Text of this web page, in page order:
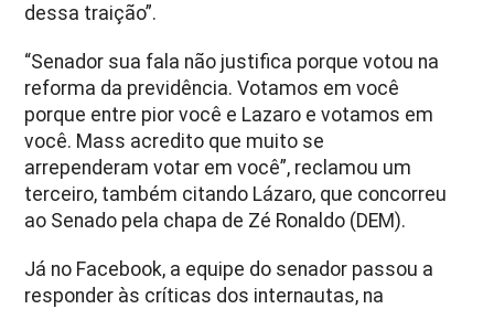
dessa traição”.
“Senador sua fala não justifica porque votou na
reforma da previdência. Votamos em você
porque entre pior você e Lazaro e votamos em
você. Mass acredito que muito se
arrependeram votar em você”, reclamou um
terceiro, também citando Lázaro, que concorreu
ao Senado pela chapa de Zé Ronaldo (DEM).
Já no Facebook, a equipe do senador passou a
responder às críticas dos internautas, na